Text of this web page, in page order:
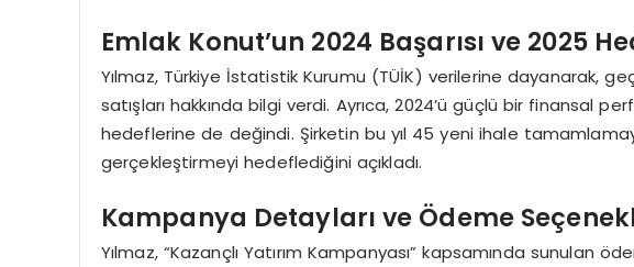
Emlak Konut’un 2024 Başarısı ve 2025
Yılmaz, Türkiye İstatistik Kurumu (TÜİK) verilerine dayanarak,
satışları hakkında bilgi verdi. Ayrıca, 2024’ü güçlü bir finansal
hedeflerine de değindi. Şirketin bu yıl 45 yeni ihale
gerçekleştirmeyi hedeflediğini açıkladı.
Kampanya Detayları ve Ödeme
Yılmaz, “Kazançlı Yatırım Kampanyası” kapsamında sunulan